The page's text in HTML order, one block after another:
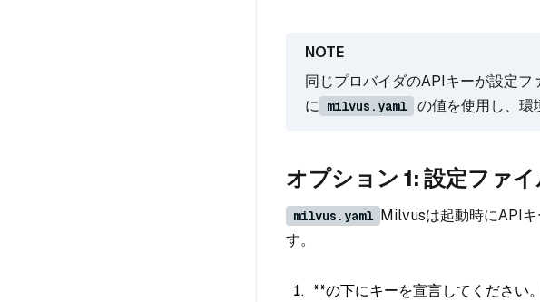
同じプロバイダのAPIキーが設定
に milvus.yaml の値を使用し、環
オプション 1: 設定ファ
milvus.yaml Milvusは起動時にAPI
す。
**の下にキーを宣言してください。